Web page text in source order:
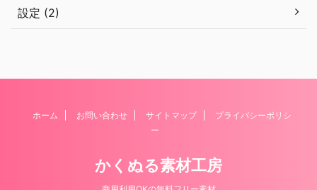
設定 (2)
ホーム お問い合わせ サイトマップ
プライバシーポリシ
ー
かくぬる素材工房